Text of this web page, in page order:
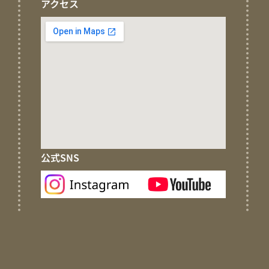
アクセス
公式SNS